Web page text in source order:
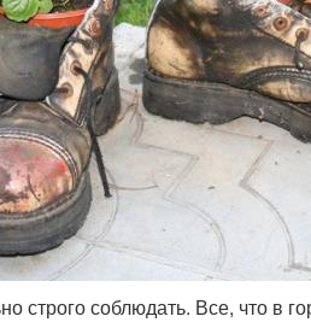
строго соблюдать. Все, что в